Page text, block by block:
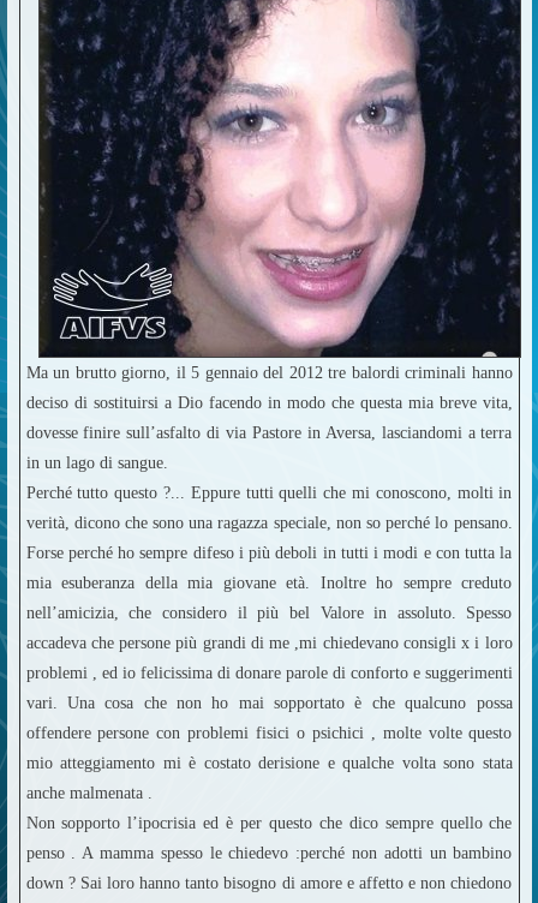
Ma un brutto giorno, il 5 gennaio del 2012 tre balordi criminali hanno
deciso di sostituirsi a Dio facendo in modo che questa mia breve vita,
dovesse finire sull’asfalto di via Pastore in Aversa, lasciandomi a terra
in un lago di sangue.
Perché tutto questo ?... Eppure tutti quelli che mi conoscono, molti in
verità, dicono che sono una ragazza speciale, non so perché lo pensano.
Forse perché ho sempre difeso i più deboli in tutti i modi e con tutta la
mia esuberanza della mia giovane età. Inoltre ho sempre creduto
nell’amicizia, che considero il più bel Valore in assoluto. Spesso
accadeva che persone più grandi di me ,mi chiedevano consigli x i loro
problemi , ed io felicissima di donare parole di conforto e suggerimenti
vari. Una cosa che non ho mai sopportato è che qualcuno possa
offendere persone con problemi fisici o psichici , molte volte questo
mio atteggiamento mi è costato derisione e qualche volta sono stata
anche malmenata .
Non sopporto l’ipocrisia ed è per questo che dico sempre quello che
penso . A mamma spesso le chiedevo :perché non adotti un bambino
down ? Sai loro hanno tanto bisogno di amore e affetto e non chiedono